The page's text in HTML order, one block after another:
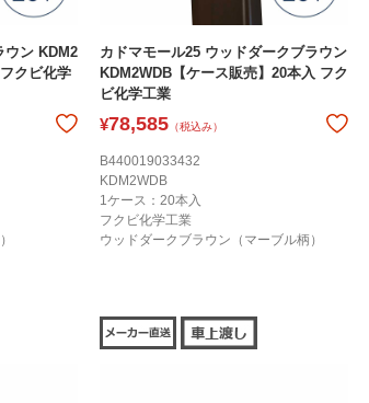
ウン KDM2
クビ化学
カドマモール25 ウッドダークブラウン
KDM2WDB【ケース販売】20本入 フク
ビ化学工業
¥78,585 （税込み）
B440019033432
KDM2WDB
1ケース：20本入
フクビ化学工業
ウッドダークブラウン（マーブル柄）